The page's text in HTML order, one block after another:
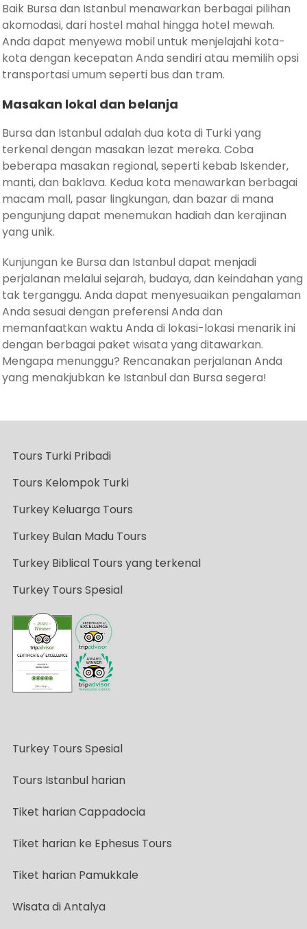
Baik Bursa dan Istanbul menawarkan berbagai pilihan
akomodasi, dari hostel mahal hingga hotel mewah.
Anda dapat menyewa mobil untuk menjelajahi kota-
kota dengan kecepatan Anda sendiri atau memilih opsi
transportasi umum seperti bus dan tram.
Masakan lokal dan belanja
Bursa dan Istanbul adalah dua kota di Turki yang
terkenal dengan masakan lezat mereka. Coba
beberapa masakan regional, seperti kebab Iskender,
manti, dan baklava. Kedua kota menawarkan berbagai
macam mall, pasar lingkungan, dan bazar di mana
pengunjung dapat menemukan hadiah dan kerajinan
yang unik.
Kunjungan ke Bursa dan Istanbul dapat menjadi
perjalanan melalui sejarah, budaya, dan keindahan yang
tak terganggu. Anda dapat menyesuaikan pengalaman
Anda sesuai dengan preferensi Anda dan
memanfaatkan waktu Anda di lokasi-lokasi menarik ini
dengan berbagai paket wisata yang ditawarkan.
Mengapa menunggu? Rencanakan perjalanan Anda
yang menakjubkan ke Istanbul dan Bursa segera!
Tours Turki Pribadi
Tours Kelompok Turki
Turkey Keluarga Tours
Turkey Bulan Madu Tours
Turkey Biblical Tours yang terkenal
Turkey Tours Spesial
Turkey Tours Spesial
Tours Istanbul harian
Tiket harian Cappadocia
Tiket harian ke Ephesus Tours
Tiket harian Pamukkale
Wisata di Antalya